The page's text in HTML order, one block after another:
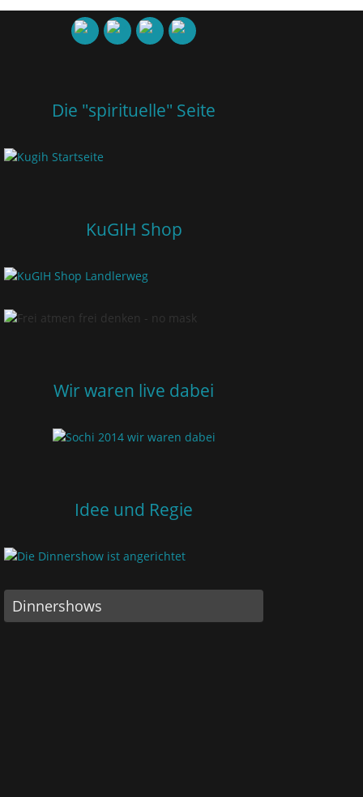
Die "spirituelle" Seite
KuGIH Shop
Wir waren live dabei
Idee und Regie
Dinnershows